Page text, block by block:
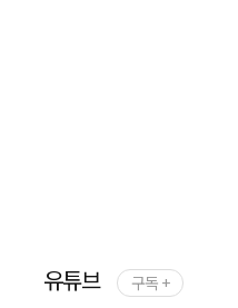
유튜브 구독 +